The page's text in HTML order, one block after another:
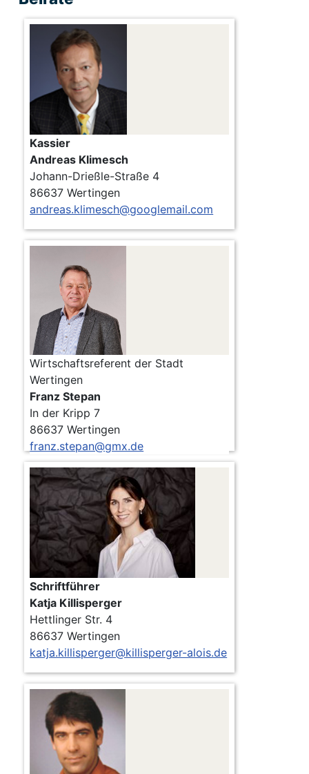
Kassier
Andreas Klimesch
Johann-Drießle-Straße 4
86637 Wertingen
andreas.klimesch@googlemail.com
Wirtschaftsreferent der Stadt
Wertingen
Franz Stepan
In der Kripp 7
86637 Wertingen
franz.stepan@gmx.de
Schriftführer
Katja Killisperger
Hettlinger Str. 4
86637 Wertingen
katja.killisperger@killisperger-alois.de